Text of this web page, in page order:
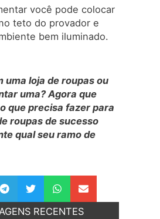
você pode colocar
teto do provador e
bem iluminado.
uma loja de roupas ou
uma? Agora que
que precisa fazer para
roupas de sucesso
qual seu ramo de
RECENTES